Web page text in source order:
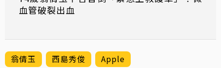
血管破裂出血
翁倩玉 西島秀俊 Apple